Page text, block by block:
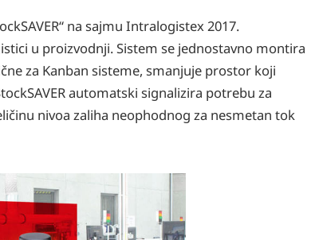
na sajmu Intralogistex 2017.
u proizvodnji. Sistem se jednostavno montira
za Kanban sisteme, smanjuje prostor koji
automatski signalizira potrebu za
nivoa zaliha neophodnog za nesmetan tok